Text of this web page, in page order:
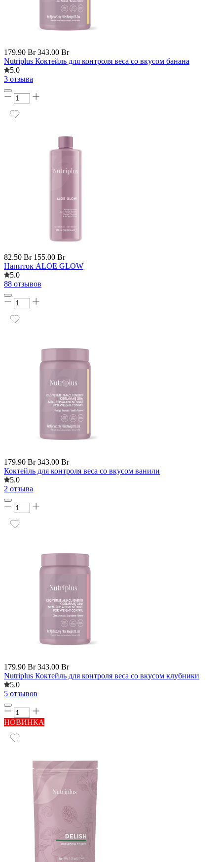
179.90 Br 343.00 Br
Nutriplus Коктейль для контроля веса со вкусом банана
5.0
3 отзыва
82.50 Br 155.00 Br
Напиток ALOE GLOW
5.0
88 отзывов
179.90 Br 343.00 Br
Коктейль для контроля веса со вкусом ванили
5.0
2 отзыва
179.90 Br 343.00 Br
Nutriplus Коктейль для контроля веса со вкусом клубники
5.0
5 отзывов
НОВИНКА